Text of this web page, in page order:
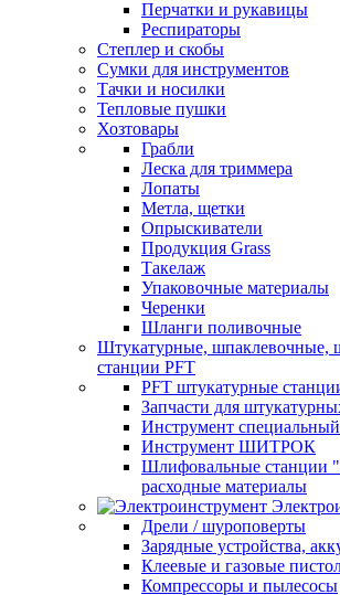
Перчатки и рукавицы
Респираторы
Степлер и скобы
Сумки для инструментов
Тачки и носилки
Тепловые пушки
Хозтовары
Грабли
Леска для триммера
Лопаты
Метла, щетки
Опрыскиватели
Продукция Grass
Такелаж
Упаковочные материалы
Черенки
Шланги поливочные
Штукатурные, шпаклевочные,
станции PFT
PFT штукатурные
Запчасти для
Инструмент специальный
Инструмент ШИТРОК
Шлифовальные станции
расходные материалы
Дрели / шуроповерты
Зарядные устройства,
Клеевые и газовые
Компрессоры и пылесосы